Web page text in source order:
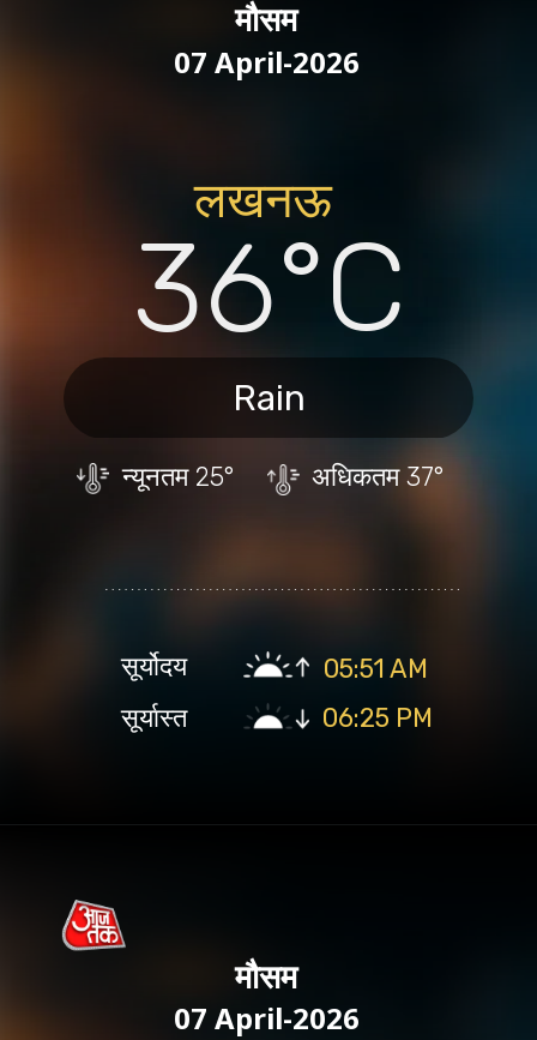
36°C
मौसम
लखनऊ
सूर्योदय
सूर्यास्त
Rain
न्यूनतम25° अधिकतम37°
05:51 AM
06:25 PM
07 April-2026
मौसम
07 April-2026